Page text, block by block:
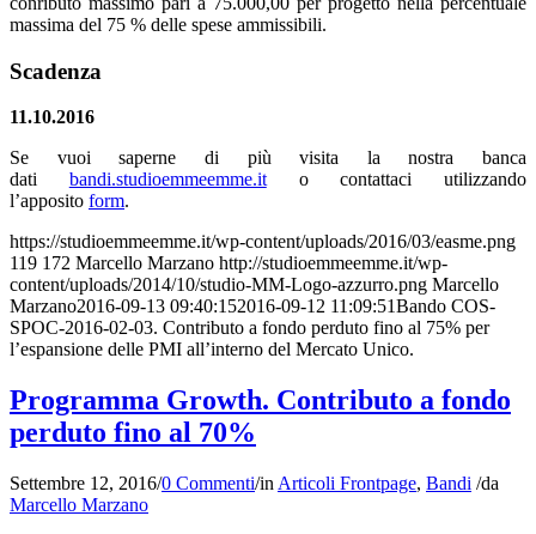
massima del 75 % delle spese ammissibili.
Scadenza
11.10.2016
Se vuoi saperne di più visita la nostra banca
dati bandi.studioemmeemme.ito contattaci utilizzando
l’apposito form.
https://studioemmeemme.it/wp-content/uploads/2016/03/easme.png
119 172 Marcello Marzano http://studioemmeemme.it/wp-
content/uploads/2014/10/studio-MM-Logo-azzurro.png Marcello
Marzano2016-09-13 09:40:152016-09-12 11:09:51Bando COS-
SPOC-2016-02-03. Contributo a fondo perduto fino al 75% per
l’espansione delle PMI all’interno del Mercato Unico.
Programma Growth. Contributo a fondo
perduto fino al 70%
Settembre 12, 2016/0 Commenti/in Articoli Frontpage, Bandi /da
Marcello Marzano